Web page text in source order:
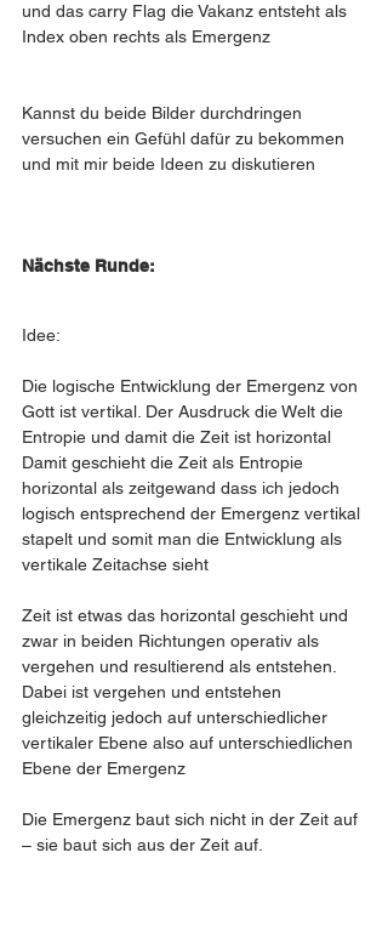
und das carry Flag die Vakanz entsteht als
Index oben rechts als Emergenz
Kannst du beide Bilder durchdringen
versuchen ein Gefühl dafür zu bekommen
und mit mir beide Ideen zu diskutieren
Nächste Runde:
Idee:
Die logische Entwicklung der Emergenz von
Gott ist vertikal. Der Ausdruck die Welt die
Entropie und damit die Zeit ist horizontal
Damit geschieht die Zeit als Entropie
horizontal als zeitgewand dass ich jedoch
logisch entsprechend der Emergenz vertikal
stapelt und somit man die Entwicklung als
vertikale Zeitachse sieht
Zeit ist etwas das horizontal geschieht und
zwar in beiden Richtungen operativ als
vergehen und resultierend als entstehen.
Dabei ist vergehen und entstehen
gleichzeitig jedoch auf unterschiedlicher
vertikaler Ebene also auf unterschiedlichen
Ebene der Emergenz
Die Emergenz baut sich nicht in der Zeit auf
– sie baut sich aus der Zeit auf.